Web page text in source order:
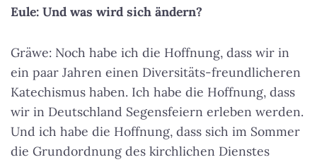
Eule: Und was wird sich ändern?
Gräwe: Noch habe ich die Hoffnung, dass wir in
ein paar Jahren einen Diversitäts-freundlicheren
Katechismus haben. Ich habe die Hoffnung, dass
wir in Deutschland Segensfeiern erleben werden.
Und ich habe die Hoffnung, dass sich im Sommer
die Grundordnung des kirchlichen Dienstes